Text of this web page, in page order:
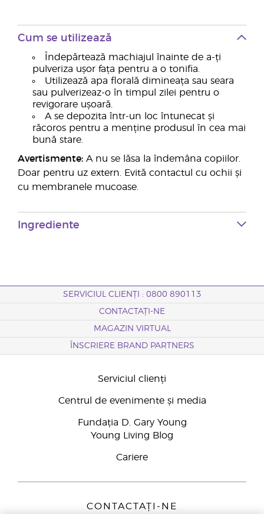
Cum se utilizează
Îndepărtează machiajul înainte de a-ți
pulveriza ușor fața pentru a o tonifia.
Utilizează apa florală dimineața sau seara
sau pulverizeaz-o în timpul zilei pentru o
revigorare ușoară.
A se depozita într-un loc întunecat și
răcoros pentru a menține produsul în cea mai
bună stare.
Avertismente: A nu se lăsa la îndemâna copiilor.
Doar pentru uz extern. Evită contactul cu ochii și
cu membranele mucoase.
Ingrediente
SERVICIUL CLIENȚI : 0800 890113
CONTACTAȚI-NE
MAGAZIN VIRTUAL
ÎNSCRIERE BRAND PARTNERS
Serviciul clienți
Centrul de evenimente și media
Fundația D. Gary Young
Young Living Blog
Cariere
CONTACTAȚI-NE